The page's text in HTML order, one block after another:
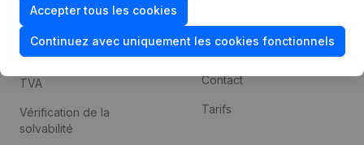
Accepter tous les cookies
Continuez avec uniquement les cookies fonctionnels
Consulter des comptes
annuels
TVA
Vérification de la
solvabilité
Contact
Tarifs